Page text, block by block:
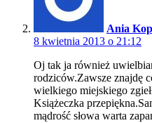
Ania
8 kwietnia 2013 o 21:12
Oj tak ja również
rodziców.Zawsze znajdę
wielkiego miejskiego
Książeczka
mądrość słowa warta